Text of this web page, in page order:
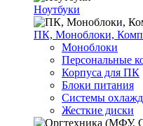
Ноутбуки
ПК, Моноблоки,
Моноблоки
Персональные
Корпуса для ПК
Блоки питания
Системы
Жесткие диски